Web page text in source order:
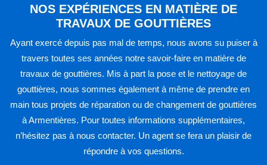
NOS EXPÉRIENCES EN MATIÈRE DE
TRAVAUX DE GOUTTIÈRES
Ayant exercé depuis pas mal de temps, nous avons su puiser à
travers toutes ses années notre savoir-faire en matière de
travaux de gouttières. Mis à part la pose et le nettoyage de
gouttières, nous sommes également à même de prendre en
main tous projets de réparation ou de changement de gouttières
à Armentières. Pour toutes informations supplémentaires,
n’hésitez pas à nous contacter. Un agent se fera un plaisir de
répondre à vos questions.